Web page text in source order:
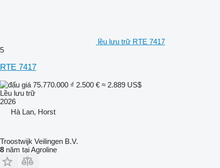
lều lưu trữ RTE 7417
5
RTE 7417
75.770.000 ₫ 2.500 € ≈ 2.889 US$
Lều lưu trữ
2026
Hà Lan, Horst
Troostwijk Veilingen B.V.
8 năm tại Agroline